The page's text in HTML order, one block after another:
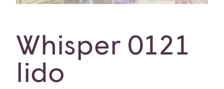
Whisper 0121
lido